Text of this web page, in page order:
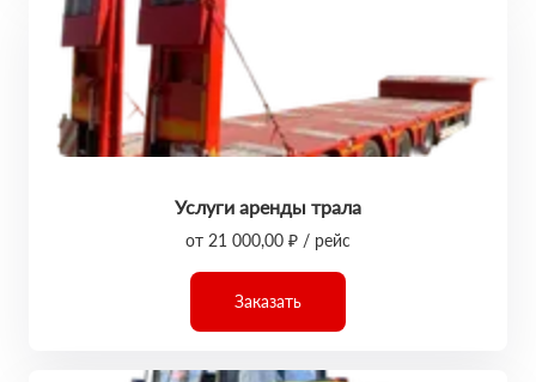
Услуги аренды трала
от 21 000,00 ₽ / рейс
Заказать